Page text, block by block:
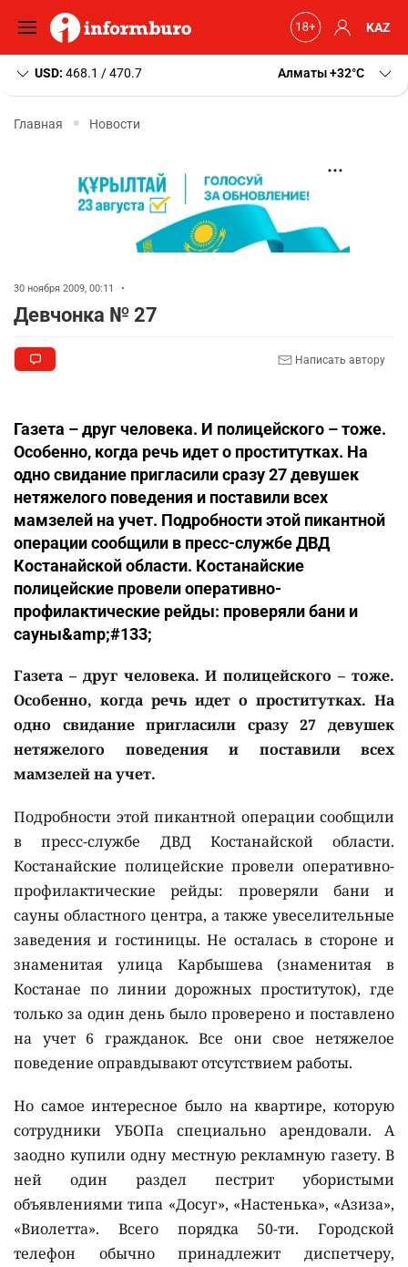
KAZ
USD: 468.1 / 470.7 Алматы+32 C
Главная Новости
30 ноября 2009, 00:11 •
Девчонка № 27
Написать автору
Газета – друг человека. И полицейского – тоже.
Особенно, когда речь идет о проститутках. На
одно свидание пригласили сразу 27 девушек
нетяжелого поведения и поставили всех
мамзелей на учет. Подробности этой пикантной
операции сообщили в пресс-службе ДВД
Костанайской области. Костанайские
полицейские провели оперативно-
профилактические рейды: проверяли бани и
сауны&amp;#133;
Газета – друг человека. И полицейского – тоже.
Особенно, когда речь идет о проститутках. На
одно свидание пригласили сразу 27 девушек
нетяжелого поведения и поставили всех
мамзелей на учет.
Подробности этой пикантной операции сообщили
в пресс-службе ДВД Костанайской области.
Костанайские полицейские провели оперативно-
профилактические рейды: проверяли бани и
сауны областного центра, а также увеселительные
заведения и гостиницы. Не осталась в стороне и
знаменитая улица Карбышева (знаменитая в
Костанае по линии дорожных проституток), где
только за один день было проверено и поставлено
на учет 6 гражданок. Все они свое нетяжелое
поведение оправдывают отсутствием работы.
Но самое интересное было на квартире, которую
сотрудники УБОПа специально арендовали. А
заодно купили одну местную рекламную газету. В
ней один раздел пестрит убористыми
объявлениями типа «Досуг», «Настенька», «Азиза»,
«Виолетта». Всего порядка 50-ти. Городской
телефон обычно принадлежит диспетчеру,